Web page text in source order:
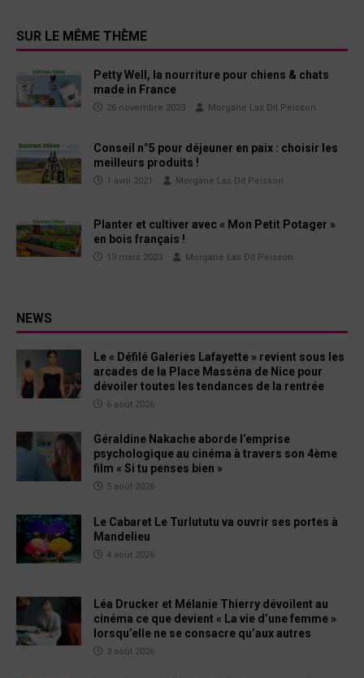
SUR LE MÊME THÈME
Petty Well, la nourriture pour chiens & chats
made in France
26 novembre 2023 Morgane Las Dit Peisson
Conseil n°5 pour déjeuner en paix : choisir les
meilleurs produits !
1 avril 2021 Morgane Las Dit Peisson
Planter et cultiver avec « Mon Petit Potager »
en bois français !
19 mars 2023 Morgane Las Dit Peisson
NEWS
Le « Défilé Galeries Lafayette » revient sous les
arcades de la Place Masséna de Nice pour
dévoiler toutes les tendances de la rentrée
6 août 2026
Géraldine Nakache aborde l’emprise
psychologique au cinéma à travers son 4ème
film « Si tu penses bien »
5 août 2026
Le Cabaret Le Turlututu va ouvrir ses portes à
Mandelieu
4 août 2026
Léa Drucker et Mélanie Thierry dévoilent au
cinéma ce que devient « La vie d’une femme »
lorsqu’elle ne se consacre qu’aux autres
3 août 2026